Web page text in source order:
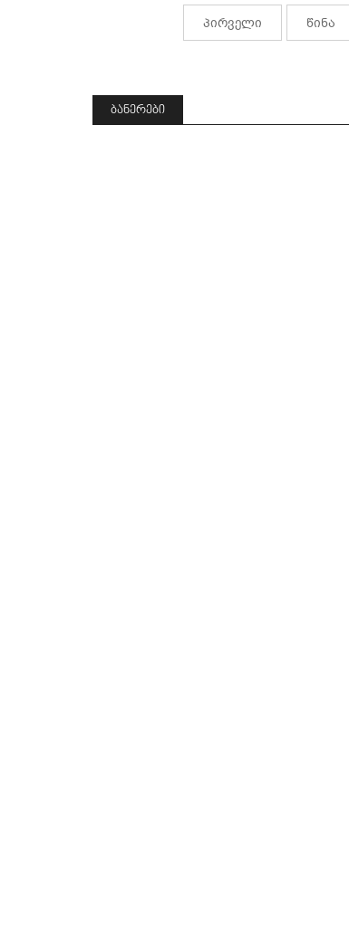
პირველი წინა
ᲑᲐᲜᲔᲠᲔᲑᲘ